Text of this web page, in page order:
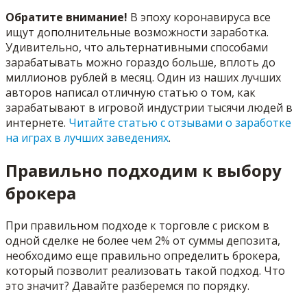
Обратите внимание! В эпоху коронавируса все
ищут дополнительные возможности заработка.
Удивительно, что альтернативными способами
зарабатывать можно гораздо больше, вплоть до
миллионов рублей в месяц. Один из наших лучших
авторов написал отличную статью о том, как
зарабатывают в игровой индустрии тысячи людей в
интернете. Читайте статью с отзывами о заработке
на играх в лучших заведениях.
Правильно подходим к выбору
брокера
При правильном подходе к торговле с риском в
одной сделке не более чем 2% от суммы депозита,
необходимо еще правильно определить брокера,
который позволит реализовать такой подход. Что
это значит? Давайте разберемся по порядку.